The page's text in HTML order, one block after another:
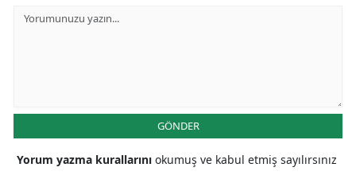
GÖNDER
Yorum yazma kurallarını okumuş ve kabul etmiş sayılırsınız